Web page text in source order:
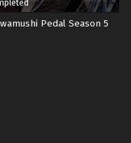
Pedal Season 5